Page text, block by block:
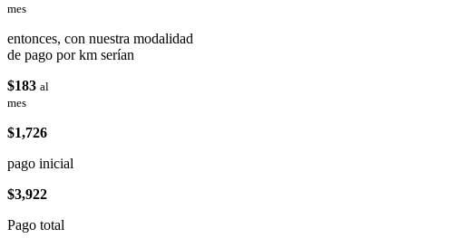
mes
entonces, con nuestra modalidad
de pago por km serían
$183 al
mes
$1,726
pago inicial
$3,922
Pago total